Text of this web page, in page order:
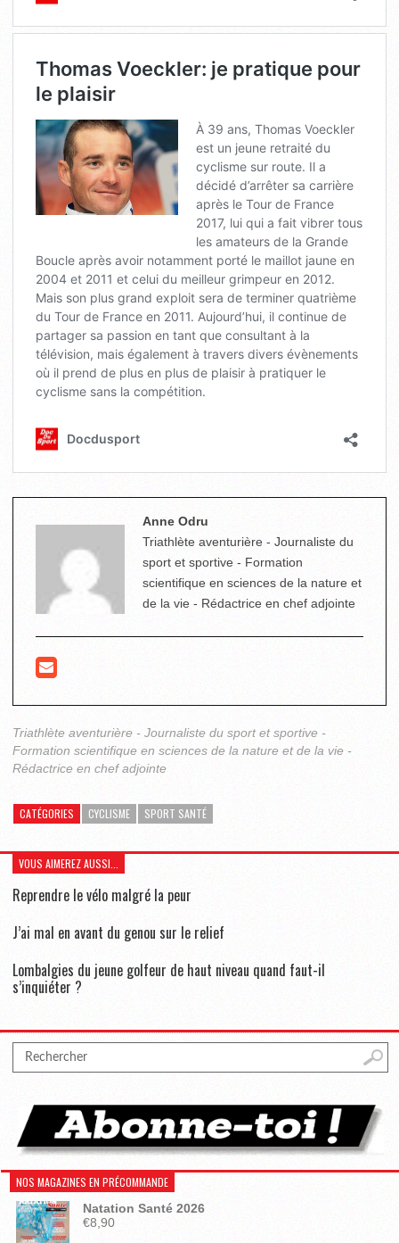
Anne Odru
Triathlète aventurière - Journaliste du
sport et sportive - Formation
scientifique en sciences de la nature et
de la vie - Rédactrice en chef adjointe
Triathlète aventurière - Journaliste du sport et sportive -
Formation scientifique en sciences de la nature et de la vie -
Rédactrice en chef adjointe
CATÉGORIES CYCLISME SPORT SANTÉ
VOUS AIMEREZ AUSSI...
Reprendre le vélo malgré la peur
J’ai mal en avant du genou sur le relief
Lombalgies du jeune golfeur de haut niveau quand faut-il
s’inquiéter ?
NOS MAGAZINES EN PRÉCOMMANDE
Natation Santé 2026
€8,90